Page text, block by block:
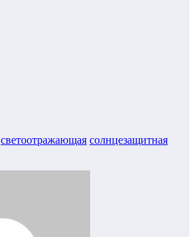
светоотражающая солнцезащитная